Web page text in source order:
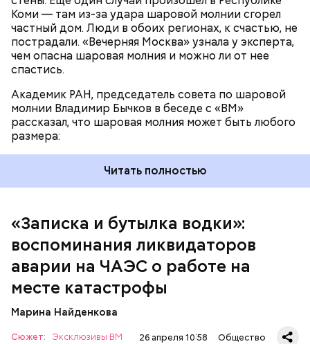
Коми — там из-за удара шаровой молнии сгорел
частный дом. Люди в обоих регионах, к счастью, не
пострадали. «Вечерняя Москва» узнала у эксперта,
чем опасна шаровая молния и можно ли от нее
спастись.
Академик РАН, председатель совета по шаровой
молнии Владимир Бычков в беседе с «ВМ»
рассказал, что шаровая молния может быть любого
размера:
Читать полностью
«Записка и бутылка водки»:
воспоминания ликвидаторов
аварии на ЧАЭС о работе на
месте катастрофы
Марина Найденкова
Сюжет: Эксклюзивы ВМ 26 апреля 10:58 Общество
— Об аварии я узнал 26 апреля, когда нас подняли
транспорт. Привезли в полк. Построились. Сказали,
что произошло. Создали мобильный отряд. Через
несколько часов мы направились в сторону
Чернобыля, — вспоминает Макеев.